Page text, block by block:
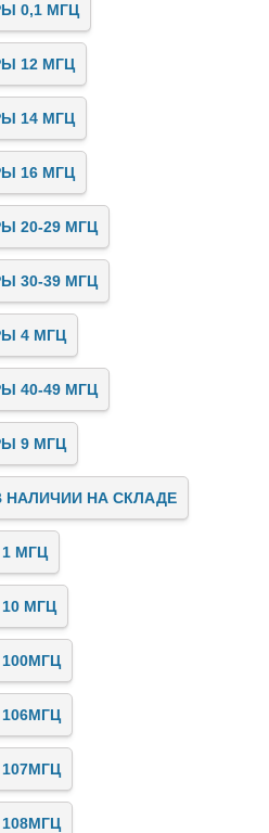
0,1 МГЦ
12 МГЦ
14 МГЦ
16 МГЦ
20-29 МГЦ
30-39 МГЦ
4 МГЦ
40-49 МГЦ
9 МГЦ
НА СКЛАДЕ
МГЦ
МГЦ